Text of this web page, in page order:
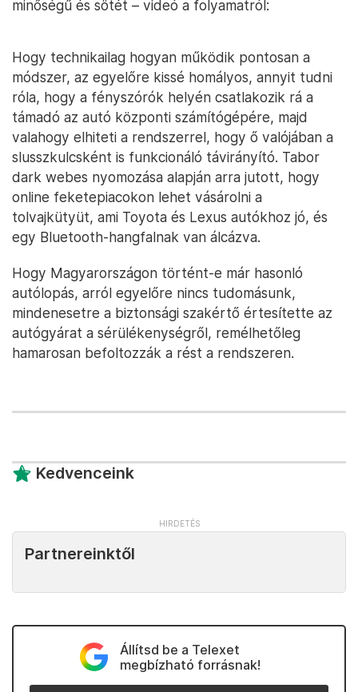
minőségű és sötét – videó a folyamatról:
Hogy technikailag hogyan működik pontosan a
módszer, az egyelőre kissé homályos, annyit tudni
róla, hogy a fényszórók helyén csatlakozik rá a
támadó az autó központi számítógépére, majd
valahogy elhiteti a rendszerrel, hogy ő valójában a
slusszkulcsként is funkcionáló távirányító. Tabor
dark webes nyomozása alapján arra jutott, hogy
online feketepiacokon lehet vásárolni a
tolvajkütyüt, ami Toyota és Lexus autókhoz jó, és
egy Bluetooth-hangfalnak van álcázva.
Hogy Magyarországon történt-e már hasonló
autólopás, arról egyelőre nincs tudomásunk,
mindenesetre a biztonsági szakértő értesítette az
autógyárat a sérülékenységről, remélhetőleg
hamarosan befoltozzák a rést a rendszeren.
Kedvenceink
Partnereinktől
Állítsd be a Telexet
megbízható forrásnak!